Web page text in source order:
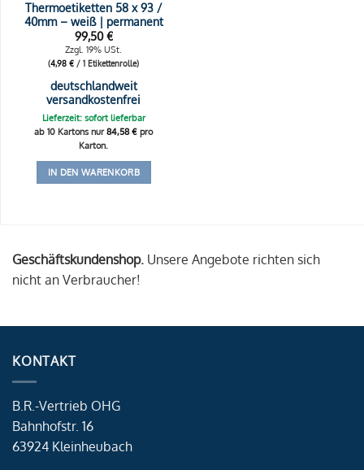
Thermoetiketten 58 x 93 /
40mm – weiß | permanent
99,50€
Zzgl. 19% USt.
(4,98€ / 1 Etikettenrolle)
deutschlandweit
versandkostenfrei
Lieferzeit: sofort lieferbar
ab 10 Kartons nur84,58€ pro
Karton.
IN DEN WARENKORB
Geschäftskundenshop. Unsere Angebote richten sich
nicht an Verbraucher!
KONTAKT
B.R.-Vertrieb OHG
Bahnhofstr. 16
63924 Kleinheubach